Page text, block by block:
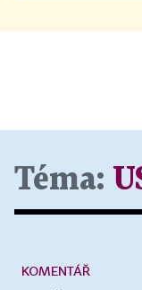
Téma:
KOMENTÁŘ